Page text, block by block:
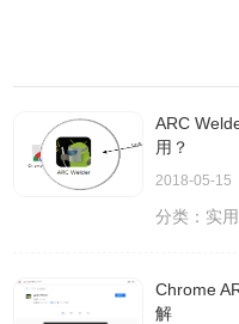
ARC
用？
2018-05-15
分类： 实
Chrome
解